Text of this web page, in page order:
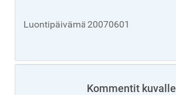
Luontipäivämäärä20070601
Kommentit kuvalle